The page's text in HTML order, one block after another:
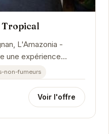
Tropical
L'Amazonia -
une expérience
environnement tropical
non-fumeurs
Voir l'offre